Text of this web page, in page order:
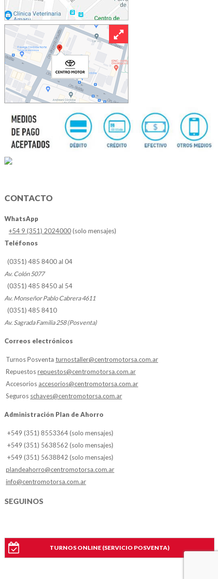
CONTACTO
WhatsApp
+54 9 (351) 2024000(solo mensajes)
Teléfonos
(0351) 485 8400 al 04
Av. Colón 5077
(0351) 485 8450 al 54
Av. Monseñor Pablo Cabrera 4611
(0351) 485 8410
Av. Sagrada Familia 258 (Posventa)
Correos electrónicos
Turnos Posventa turnostaller@centromotorsa.com.ar
Repuestosrepuestos@centromotorsa.com.ar
Accesorios accesorios@centromotorsa.com.ar
Seguros schaves@centromotorsa.com.ar
Administración Plan de Ahorro
+549 (351) 8553364 (solo mensajes)
+549 (351) 5638562 (solo mensajes)
+549 (351) 5638842 (solo mensajes)
plandeahorro@centromotorsa.com.ar
info@centromotorsa.com.ar
SEGUINOS
TURNOS ONLINE (SERVICIO POSVENTA)